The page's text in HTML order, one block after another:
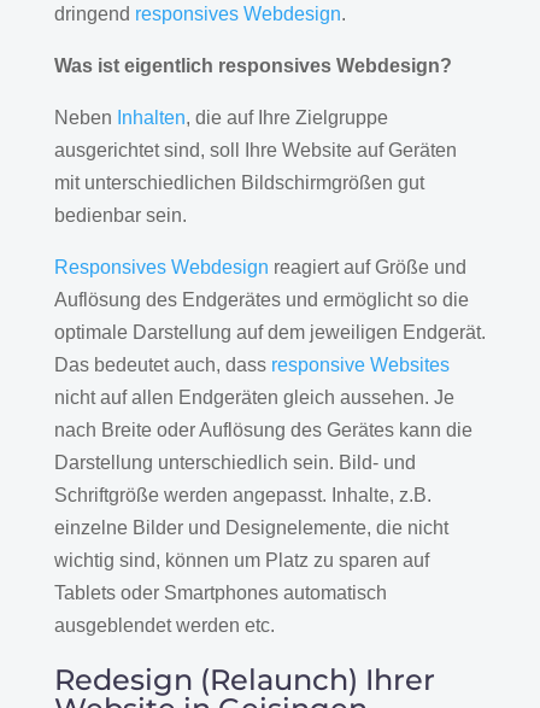
dringend responsives Webdesign.
Was ist eigentlich responsives Webdesign?
Neben Inhalten, die auf Ihre Zielgruppe
ausgerichtet sind, soll Ihre Website auf Geräten
mit unterschiedlichen Bildschirmgrößen gut
bedienbar sein.
Responsives Webdesign reagiert auf Größe und
Auflösung des Endgerätes und ermöglicht so die
optimale Darstellung auf dem jeweiligen Endgerät.
Das bedeutet auch, dass responsive Websites
nicht auf allen Endgeräten gleich aussehen. Je
nach Breite oder Auflösung des Gerätes kann die
Darstellung unterschiedlich sein. Bild- und
Schriftgröße werden angepasst. Inhalte, z.B.
einzelne Bilder und Designelemente, die nicht
wichtig sind, können um Platz zu sparen auf
Tablets oder Smartphones automatisch
ausgeblendet werden etc.
Redesign (Relaunch) Ihrer